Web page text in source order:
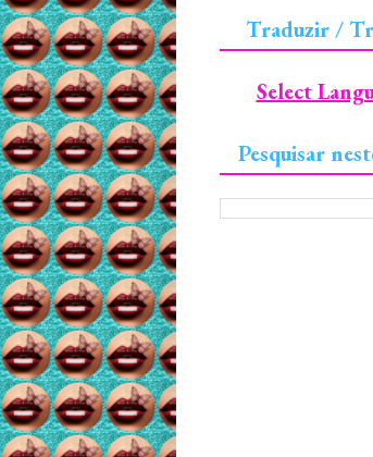
Traduzir /
Select
Pesquisar